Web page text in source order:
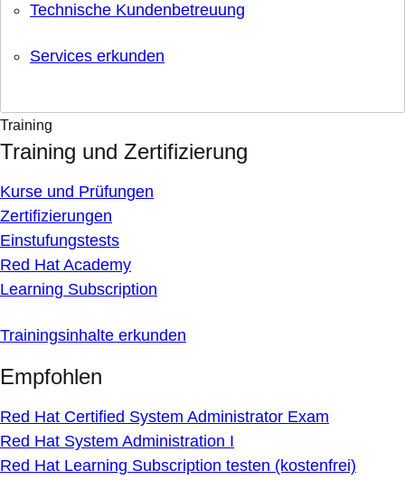
Technische Kundenbetreuung
Services erkunden
Training
Training und Zertifizierung
Kurse und Prüfungen
Zertifizierungen
Einstufungstests
Red Hat Academy
Learning Subscription
Trainingsinhalte erkunden
Empfohlen
Red Hat Certified System Administrator Exam
Red Hat System Administration I
Red Hat Learning Subscription testen (kostenfrei)